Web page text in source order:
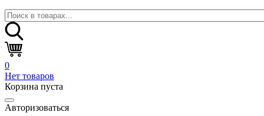
0
Нет товаров
Корзина пуста
Авторизоваться